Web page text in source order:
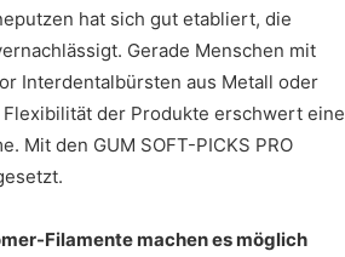
hat sich gut etabliert, die
Gerade Menschen mit
Interdentalbürsten aus Metall oder
der Produkte erschwert eine
Mit den GUM SOFT-PICKS PRO
Filamente machen es möglich